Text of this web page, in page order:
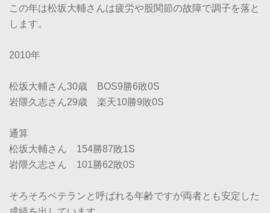
この年は松坂大輔さんは疲労や股関節の故障で調子を落と
します。
2010年
松坂大輔さん30歳 BOS9勝6敗0S
岩隈久志さん29歳 楽天10勝9敗0S
通算
松坂大輔さん 154勝87敗1S
岩隈久志さん 101勝62敗0S
そろそろベテランと呼ばれる年齢ですが両者とも安定した